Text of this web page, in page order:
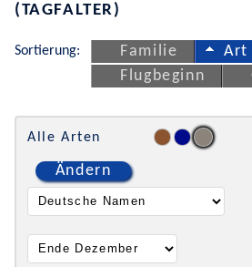
(TAGFALTER)
Sortierung: Familie Art
Flugbeginn
Alle Arten
Ändern